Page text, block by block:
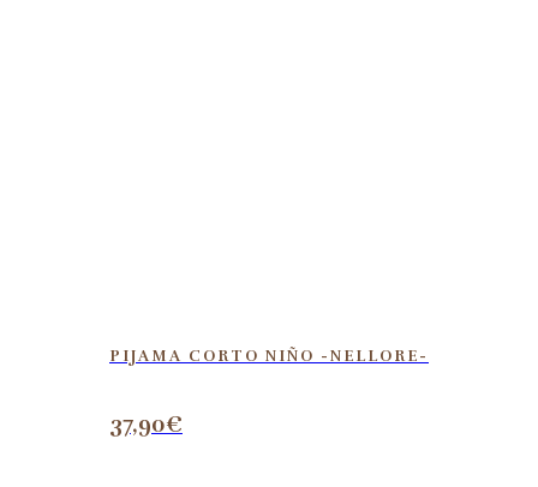
PIJAMA CORTO NIÑO -NELLORE-
37,90€